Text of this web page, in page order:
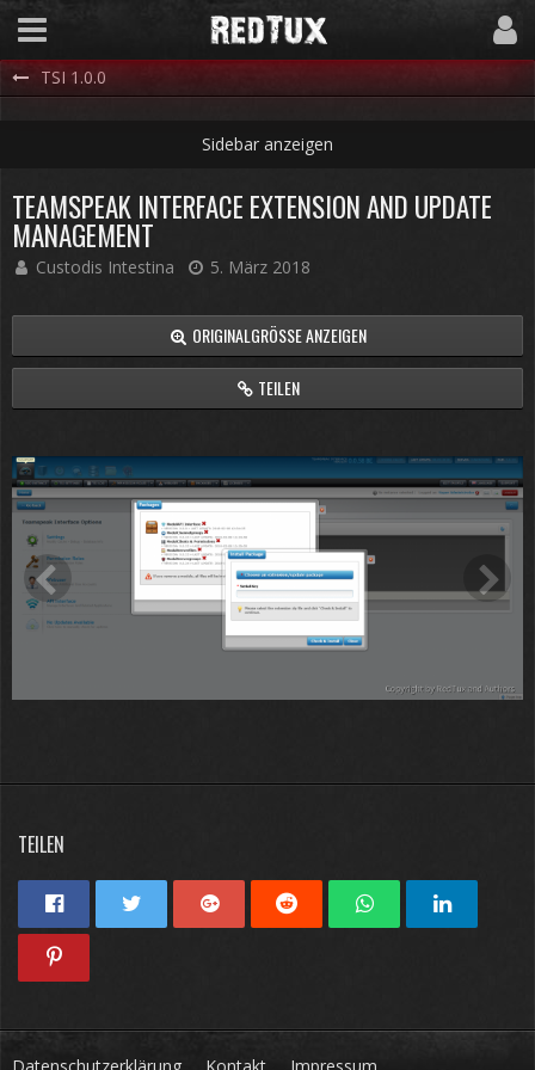
TSI 1.0.0
TEAMSPEAK INTERFACE EXTENSION AND UPDATE
MANAGEMENT
Custodis Intestina 5. März 2018
ORIGINALGRÖSSE ANZEIGEN
TEILEN
TEILEN